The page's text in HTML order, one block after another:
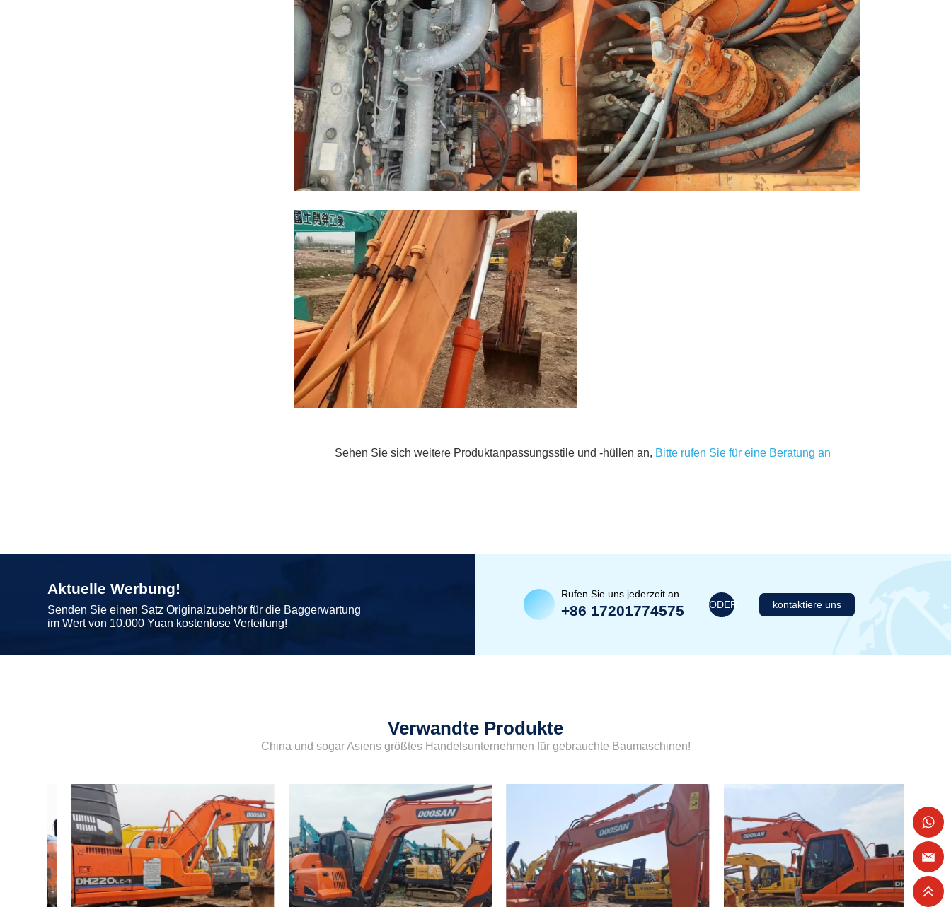
Sehen Sie sich weitere Produktanpassungsstile und -hüllen an, Bitte rufen Sie für eine Beratung an
Aktuelle Werbung!
Senden Sie einen Satz Originalzubehör für die Baggerwartung
im Wert von 10.000 Yuan kostenlose Verteilung!
Rufen Sie uns jederzeit an
+86 17201774575 ODER kontaktiere uns
Verwandte Produkte
China und sogar Asiens größtes Handelsunternehmen für gebrauchte Baumaschinen!